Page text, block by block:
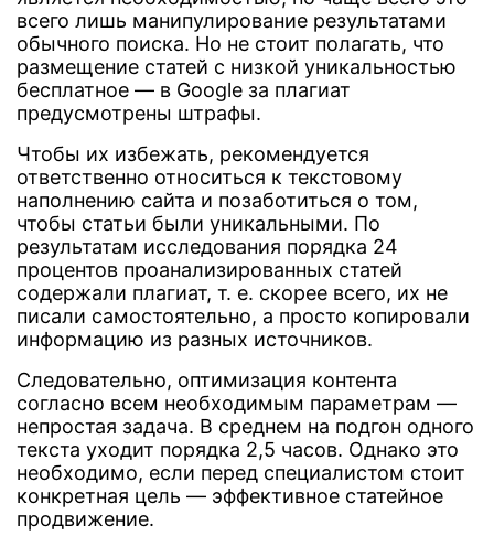
всего лишь манипулирование результатами
обычного поиска. Но не стоит полагать, что
размещение статей с низкой уникальностью
бесплатное — в Google за плагиат
предусмотрены штрафы.
Чтобы их избежать, рекомендуется
ответственно относиться к текстовому
наполнению сайта и позаботиться о том,
чтобы статьи были уникальными. По
результатам исследования порядка 24
процентов проанализированных статей
содержали плагиат, т. е. скорее всего, их не
писали самостоятельно, а просто копировали
информацию из разных источников.
Следовательно, оптимизация контента
согласно всем необходимым параметрам —
непростая задача. В среднем на подгон одного
текста уходит порядка 2,5 часов. Однако это
необходимо, если перед специалистом стоит
конкретная цель — эффективное статейное
продвижение.